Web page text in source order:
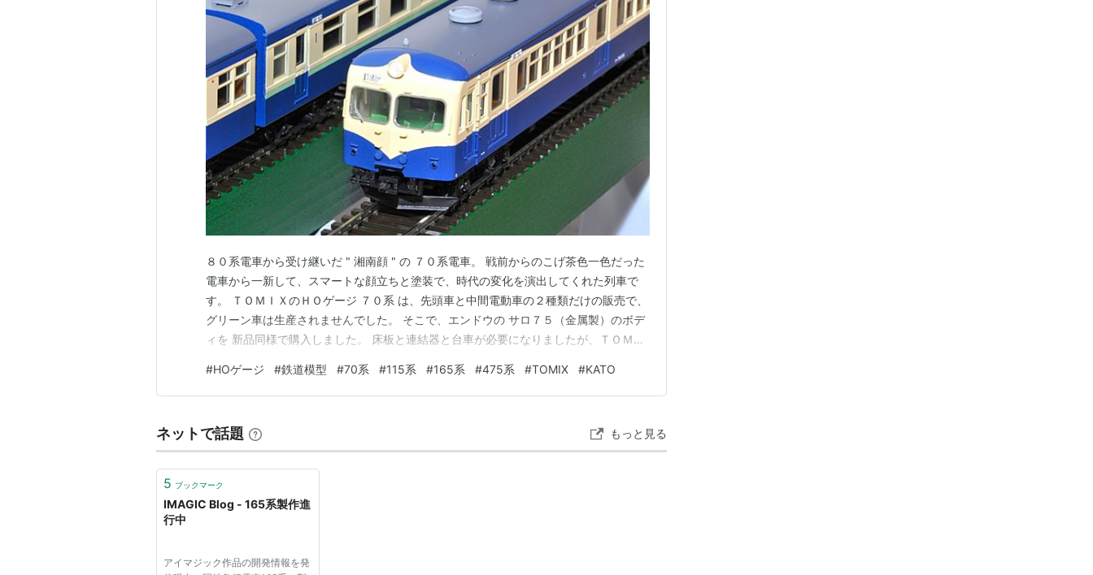
８０系電車から受け継いだ " 湘南顔 " の ７０系電車。 戦前からのこげ茶色一色だった
電車から一新して、スマートな顔立ちと塗装で、時代の変化を演出してくれた列車で
す。 ＴＯＭＩＸのＨＯゲージ ７０系 は、先頭車と中間電動車の２種類だけの販売で、
グリーン車は生産されませんでした。 そこで、エンドウの サロ７５（金属製）のボデ
ィを 新品同様で購入しました。 床板と連結器と台車が必要になりましたが、ＴＯＭＩ
だけで、高さもピッタリではまりました。 塗装の風合いもピッタリです。 グリーン車
の屋根だけ明るいグレーになってい…
#HOゲージ #鉄道模型 #70系 #115系 #165系 #475系 #TOMIX #KATO
ネットで話題 もっと見る
5 ブックマーク
IMAGIC Blog - 165系製作進
行中
アイマジック作品の開発情報を発